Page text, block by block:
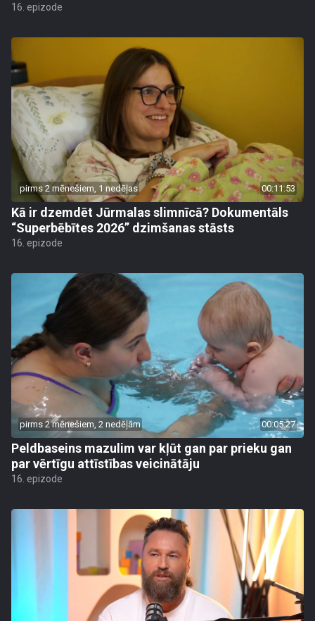
16. epizode
pirms 2 mēnešiem, 1 nedēļas 00:11:53
Kā ir dzemdēt Jūrmalas slimnīcā? Dokumentāls
“Superbēbītes 2026” dzimšanas stāsts
16. epizode
pirms 2 mēnešiem, 2 nedēļām 00:05:27
Peldbaseins mazulim var kļūt gan par prieku gan
par vērtīgu attīstības veicinātāju
16. epizode